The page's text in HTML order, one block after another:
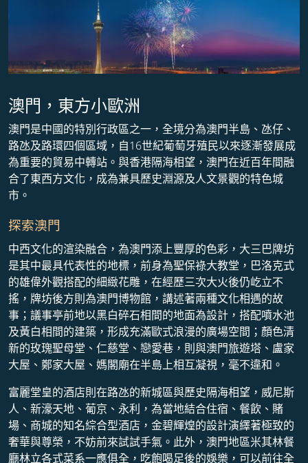
澳門，東方小歐洲
澳門是中國的特別行政區之一，全境分為澳門半島、氹仔、
路氹及路環四個區域，自16世紀葡萄牙殖民以來逐漸發展成
為重要的貿易中轉站。與香港隔海相望，澳門在近百年間融
合了東西方文化，成為兼具歷史淵源及人文景觀的特色城
市。
探索澳門
中西文化的渲染融合，為澳門添上豐厚的色彩，大三巴牌坊
是其中最具代表性的地標，前身為聖保祿大教堂，巴洛克式
的雄偉外觀搭配的細緻花雕，在經歷三次大火後仍屹立不
搖，牌坊後方則為澳門博物館，講述著兩種文化相遇的故
事；議事亭前地以黑白碎石相間的地面為設計，搭配噴水池
及黃白相間的建築，形成充滿歐式浪漫的廣場空間；顏色清
新的玫瑰聖母堂、仁慈堂、戀愛巷，則與澳門旅遊塔、盧家
大屋、鄭家大屋、媽閣廟在半島上相互凝視，毫不違和。
富麗堂皇的酒店則在路氹的新城區與歷史隔海相望，威尼斯
人、新濠天地、葡京、永利，為當地結合住宿、餐飲、賭
場、商城的知名綜合型酒店，金碧輝煌的設計演繹著極致的
奢華與尊榮，不妨前來試試手氣。此外，澳門地區米其林餐
廳林立各式菜系一應俱全，吃飽喝足後的娛樂，可以前往全